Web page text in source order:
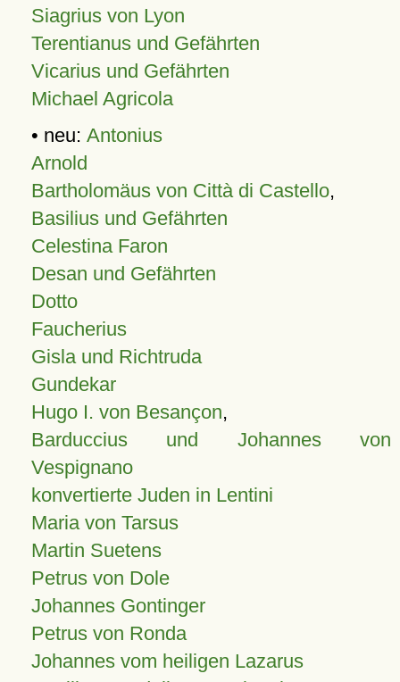
Siagrius von Lyon
Terentianus und Gefährten
Vicarius und Gefährten
Michael Agricola
• neu: Antonius
Arnold
Bartholomäus von Città di Castello,
Basilius und Gefährten
Celestina Faron
Desan und Gefährten
Dotto
Faucherius
Gisla und Richtruda
Gundekar
Hugo I. von Besançon,
Barduccius und Johannes von
Vespignano
konvertierte Juden in Lentini
Maria von Tarsus
Martin Suetens
Petrus von Dole
Johannes Gontinger
Petrus von Ronda
Johannes vom heiligen Lazarus